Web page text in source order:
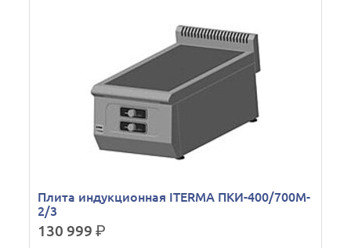
Плита индукционная ITERMA ПКИ-400/700M-
2/3
130 999р.